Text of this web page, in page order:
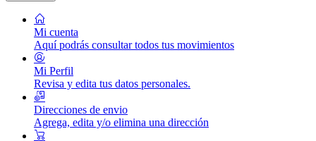
Mi cuenta
Aquí podrás consultar todos tus movimientos
Mi Perfil
Revisa y edita tus datos personales.
Direcciones de envio
Agrega, edita y/o elimina una dirección